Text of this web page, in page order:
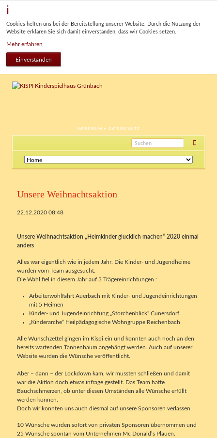
Cookies helfen uns bei der Bereitstellung unserer Website. Durch die Nutzung der
Website erklären Sie sich damit einverstanden, dass wir Cookies setzen.
Mehr erfahren
Einverstanden
NAVIGATION
IMPRESSUM DATENSCHUTZ
Navigation
überspringen
Unsere Weihnachtsaktion
22.12.2020 08:48
Unsere Weihnachtsaktion „Heimkinder glücklich machen“ 2020 einmal
anders
Alles war eigentlich wie in jedem Jahr. Die Kinder- und Jugendheime
wurden vom Team ausgesucht.
Die Wahl fiel in diesem Jahr auf 3 Trägereinrichtungen :
Arbeiterwohlfahrt Auerbach mit Kinder- und Jugendeinrichtungen
mit 5 Heimen
Kinder- und Jugendeinrichtung „Storchenblick“ Cunersdorf
„Kinderarche“ Heilpädagogische Wohngruppe Reichenbach
Alle Wunschzettel gingen im Kispi ein und konnten auch noch an den
bereits wartenden Tannenbaum angehängt werden. Auch auf unserer
Website wurden die Wünsche veröffentlicht.
Aber – dann – der Lockdown kam, wir mussten schließen und damit
war die Aktion doch etwas infrage gestellt. Das Team hatte
Bauchschmerzen, ob unter diesen Umständen alle Wünsche erfüllt
werden können.
Doch wir konnten uns auch diesmal auf unsere Sponsoren verlassen.
10 Wünsche wurden sofort von privaten Sponsoren übernommen und
25 Wünsche spontan vom Unternehmen Mc Donald’s Plauen.